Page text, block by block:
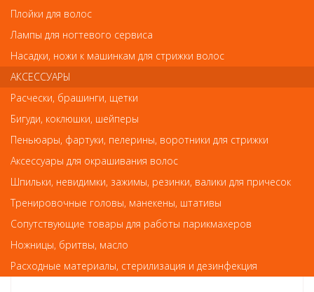
является показателем ненадлежащего качества товара.
Так же советуем посмотреть
Плойки для волос
Лампы для ногтевого сервиса
Насадки, ножи к машинкам для стрижки волос
АКСЕССУАРЫ
Расчески, брашинги, щетки
Бигуди, коклюшки, шейперы
Пеньюары, фартуки, пелерины, воротники для стрижки
Аксессуары для окрашивания волос
Шпильки, невидимки, зажимы, резинки, валики для причесок
Тренировочные головы, манекены, штативы
Сопутствующие товары для работы парикмахеров
Ножницы, бритвы, масло
Расходные материалы, стерилизация и дезинфекция